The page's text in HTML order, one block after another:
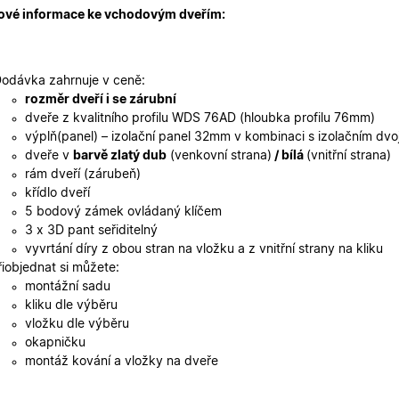
informace ke vchodovým dveřím:
zahrnuje v ceně:
rozměr dveří i se zárubní
dveře z kvalitního profilu WDS 76AD (hloubka profilu 76mm)
výplň(panel) – izolační panel 32mm v kombinaci s izolačním
dveře v barvě zlatý dub (venkovní strana) / bílá (vnitřní strana)
rám dveří (zárubeň)
křídlo dveří
5 bodový zámek ovládaný klíčem
3 x 3D pant seřiditelný
vyvrtání díry z obou stran na vložku a z vnitřní strany na kliku
si můžete:
montážní sadu
kliku dle výběru
vložku dle výběru
okapničku
montáž kování a vložky na dveře
2 dny
uživatelskou zkušenost.
Cloudflare Inc.
.heureka.cz
minut
59
sekund
CookieScript
.oknadverenamiru.cz
5
měsíců
4
týdny
Tento soubor cookie používá služba Cookie-
zapamatování předvoleb souhlasu se soubory
Je nutné, aby banner cookie Cookie-Script.com
.oknadverenamiru.cz
uživatele přihlášeného během návštěvy e-shopu.
.oknadverenamiru.cz 1 měsíc
zákaznické skupiny pro zobrazení správných cen
.oknadverenamiru.cz
.oknadverenamiru.cz
Zásadách ochrany osobních údajů společnosti Google